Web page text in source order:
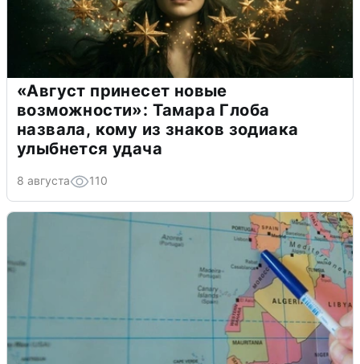
«Август принесет новые
возможности»: Тамара Глоба
назвала, кому из знаков зодиака
улыбнется удача
8 августа 110